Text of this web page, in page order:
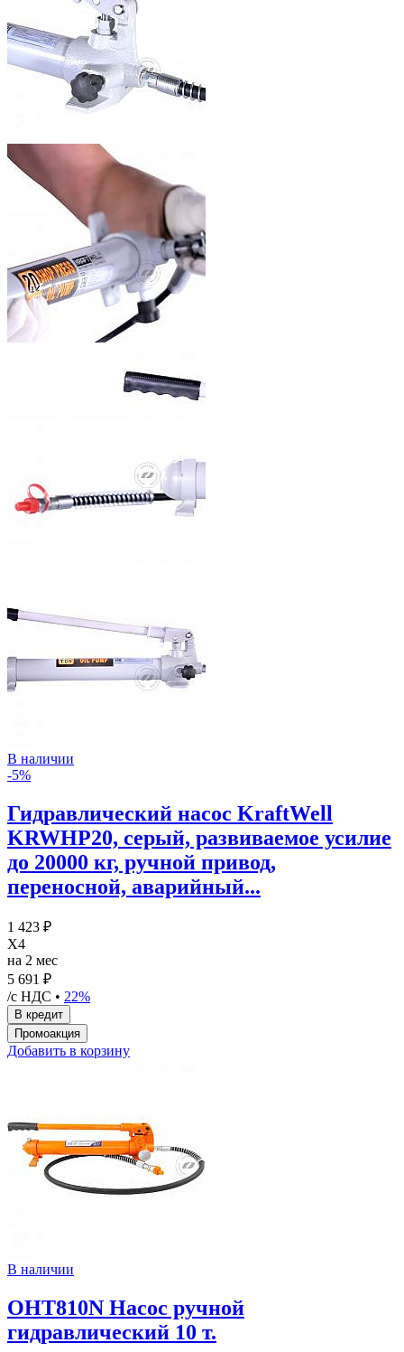
В наличии
-5%
Гидравлический насос KraftWell
KRWHP20, серый, развиваемое усилие
до 20000 кг, ручной привод,
переносной, аварийный...
1 423 ₽
X4
на 2 мес
5 691 ₽
/с НДС • 22%
Добавить в корзину
В наличии
OHT810N Насос ручной
гидравлический 10 т.